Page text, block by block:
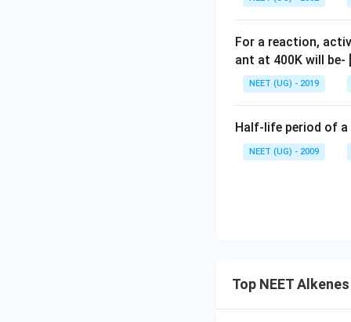
For a reaction,
ant at 400K will
NEET (UG) - 2019
Half-life period of
NEET (UG) - 2009
Top NEET